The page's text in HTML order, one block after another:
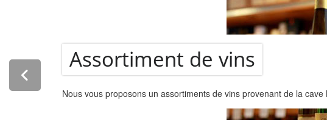
Assortiment de vins
Nous vous proposons un assortiments de vins provenant de la